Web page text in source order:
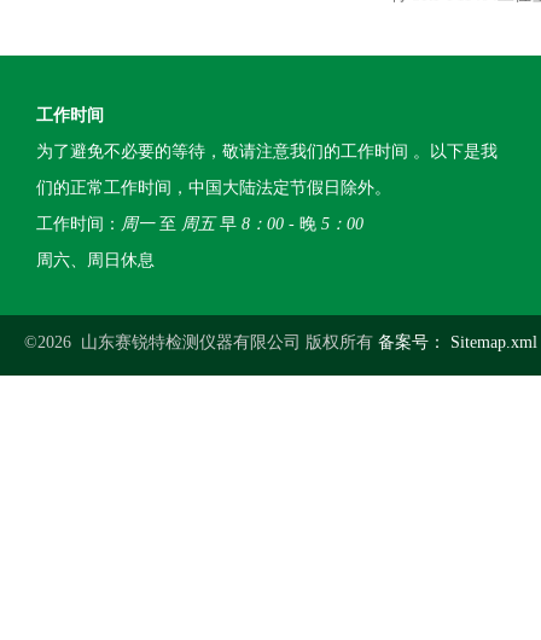
工作时间
为了避免不必要的等待，敬请注意我们的工作时间 。以下是我
们的正常工作时间，中国大陆法定节假日除外。
工作时间： 周一至 周五早 8：00 - 晚 5：00
周六、周日休息
©2026 山东赛锐特检测仪器有限公司 版权所有 备案号： Sitemap.xml